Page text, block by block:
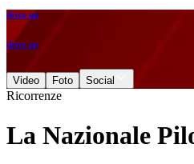
drive up
drive up
Video Foto Social
Ricorrenze
La Nazionale